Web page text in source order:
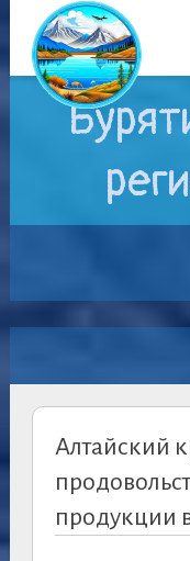
Алтайский
продукции